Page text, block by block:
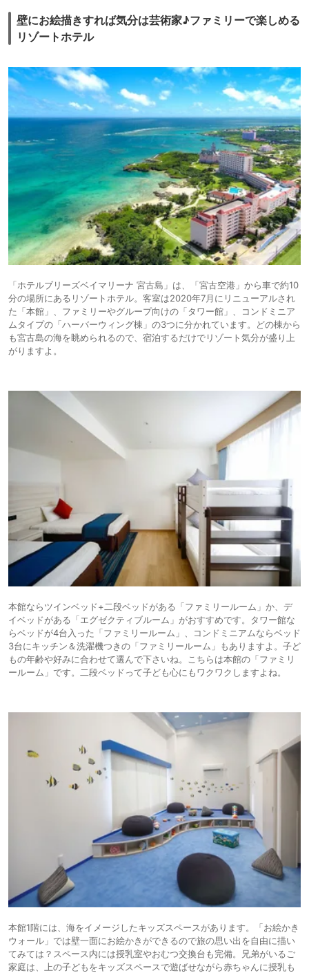
壁にお絵描きすれば気分は芸術家♪ファミリーで楽しめる
リゾートホテル
「ホテルブリーズベイマリーナ 宮古島」は、「宮古空港」から車で約10
分の場所にあるリゾートホテル。客室は2020年7月にリニューアルされ
た「本館」、ファミリーやグループ向けの「タワー館」、コンドミニア
ムタイプの「ハーバーウィング棟」の3つに分かれています。どの棟から
も宮古島の海を眺められるので、宿泊するだけでリゾート気分が盛り上
がりますよ。
本館ならツインベッド+二段ベッドがある「ファミリールーム」か、デ
イベッドがある「エグゼクティブルーム」がおすすめです。タワー館な
らベッドが4台入った「ファミリールーム」、コンドミニアムならベッド
3台にキッチン＆洗濯機つきの「ファミリールーム」もありますよ。子ど
もの年齢や好みに合わせて選んで下さいね。こちらは本館の「ファミリ
ールーム」です。二段ベッドって子ども心にもワクワクしますよね。
本館1階には、海をイメージしたキッズスペースがあります。「お絵かき
ウォール」では壁一面にお絵かきができるので旅の思い出を自由に描い
てみては？スペース内には授乳室やおむつ交換台も完備。兄弟がいるご
家庭は、上の子どもをキッズスペースで遊ばせながら赤ちゃんに授乳も